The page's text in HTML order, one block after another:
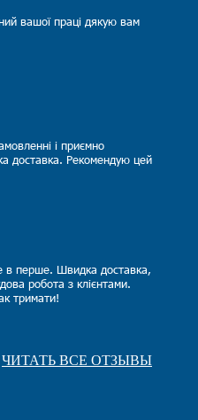
вашої праці дякую вам
і приємно
доставка. Рекомендую цей
перше. Швидка доставка,
робота з клiєнтами.
тримати!
ЧИТАТЬ ВСЕ ОТЗЫВЫ